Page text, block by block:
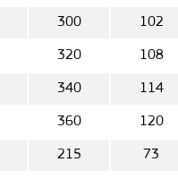
300 102
320 108
340 114
360 120
215 73